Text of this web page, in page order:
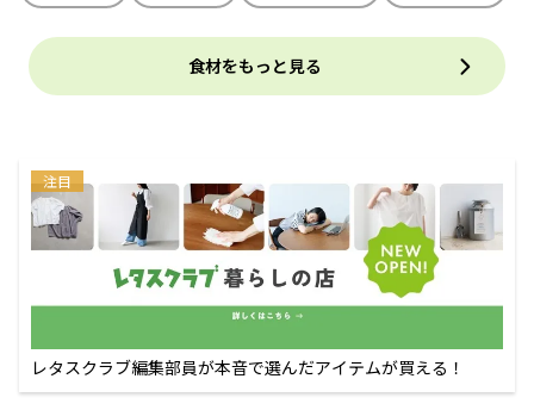
食材をもっと見る
注目
レタスクラブ編集部員が本音で選んだアイテムが買える！